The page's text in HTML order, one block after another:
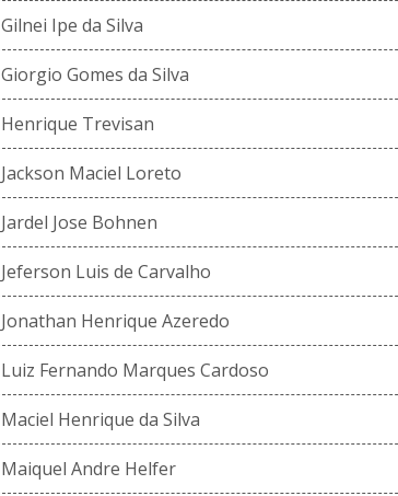
Gilnei Ipe da Silva
Giorgio Gomes da Silva
Henrique Trevisan
Jackson Maciel Loreto
Jardel Jose Bohnen
Jeferson Luis de Carvalho
Jonathan Henrique Azeredo
Luiz Fernando Marques Cardoso
Maciel Henrique da Silva
Maiquel Andre Helfer